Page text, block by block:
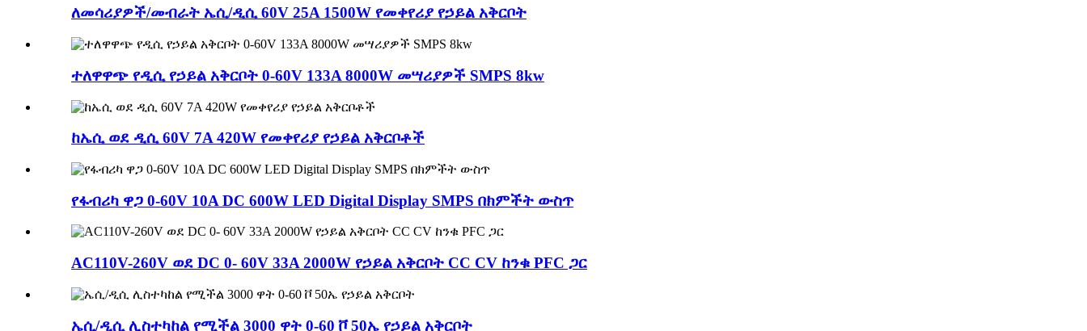
ለመሳሪያዎች/መብራት ኤሲ/ዲሲ 60V 25A 1500W የመቀየሪያ የኃይል አቅርቦት
ተለዋዋጭ የዲሲ የኃይል አቅርቦት 0-60V 133A 8000W መሣሪያዎች SMPS 8kw
ከኤሲ ወደ ዲሲ 60V 7A 420W የመቀየሪያ የኃይል አቅርቦቶች
የፋብሪካ ዋጋ 0-60V 10A DC 600W LED Digital Display SMPS በክምችት ውስጥ
AC110V-260V ወደ DC 0- 60V 33A 2000W የኃይል አቅርቦት CC CV ከንቁ PFC ጋር
ኤሲ/ዲሲ ሊስተካከል የሚችል 3000 ዋት 0-60 ቮ 50ኤ የኃይል አቅርቦት